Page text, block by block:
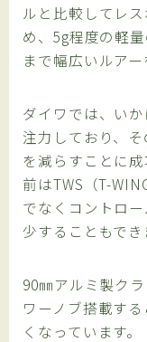
ルと比較してレ
め、5g程度の軽
まで幅広いルア
ダイワでは、い
注力しており、
を減らすことに
前はTWS（T-
でなくコントロ
少することもでき
90㎜アルミ製ク
ワーノブ搭載す
くなっています。